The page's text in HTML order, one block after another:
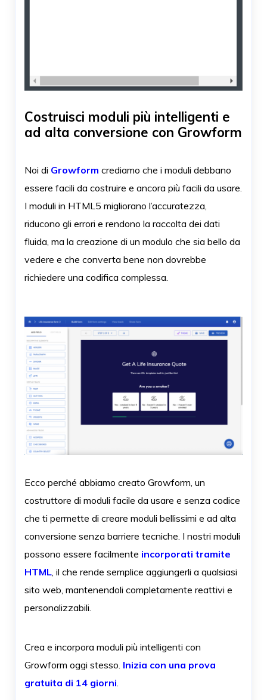
Costruisci moduli più intelligenti e
ad alta conversione con Growform
Noi di Growform crediamo che i moduli debbano
essere facili da costruire e ancora più facili da usare.
I moduli in HTML5 migliorano l’accuratezza,
riducono gli errori e rendono la raccolta dei dati
fluida, ma la creazione di un modulo che sia bello da
vedere e che converta bene non dovrebbe
richiedere una codifica complessa.
Ecco perché abbiamo creato Growform, un
costruttore di moduli facile da usare e senza codice
che ti permette di creare moduli bellissimi e ad alta
conversione senza barriere tecniche. I nostri moduli
possono essere facilmente incorporati tramite
HTML , il che rende semplice aggiungerli a qualsiasi
sito web, mantenendoli completamente reattivi e
personalizzabili.
Crea e incorpora moduli più intelligenti con
Growform oggi stesso. Inizia con una prova
gratuita di 14 giorni